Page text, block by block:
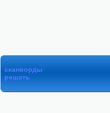
сканворды
решать